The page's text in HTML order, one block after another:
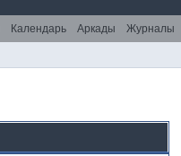
Календарь Аркады Журналы